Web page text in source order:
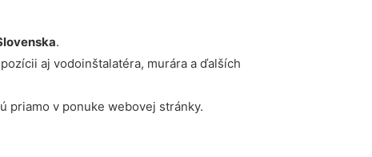
.
aj vodoinštalatéra, murára a ďalších
priamo v ponuke webovej stránky.